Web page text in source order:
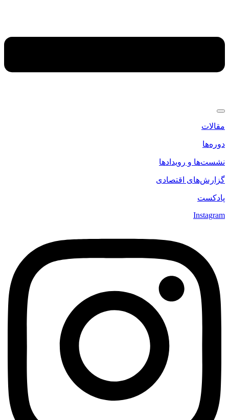
مقالات
دوره‌ها
نشست‌ها و رویدادها
گزارش‌های اقتصادی
پادکست
Instagram